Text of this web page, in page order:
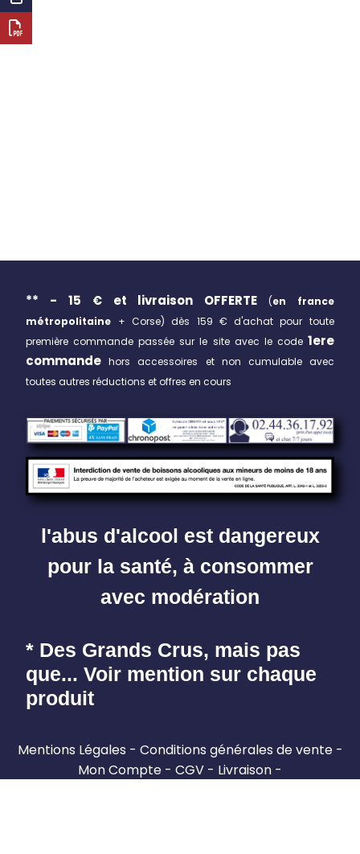
** - 15 € et livraison OFFERTE (en france
métropolitaine + Corse) dès 159 € d'achat pour toute
première commande passée sur le site avec le code 1ere
commande hors accessoires et non cumulable avec
toutes autres réductions et offres en cours
l'abus d'alcool est dangereux
pour la santé, à consommer
avec modération
* Des Grands Crus, mais pas
que... Voir mention sur chaque
produit
Mentions Légales
Conditions générales de vente
Mon Compte
CGV
Livraison